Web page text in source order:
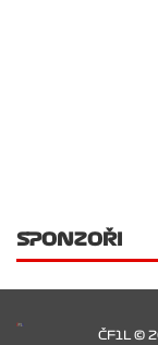
SPONZOŘI
ČF1L ©